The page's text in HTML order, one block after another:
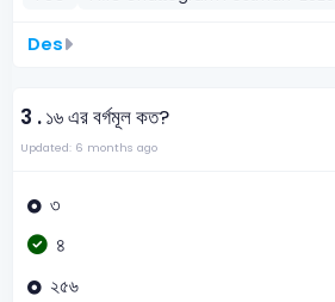
Des
3 .১৬ এর বর্গমূল কত?
Updated: 6 months ago
৩
৪
২৫৬